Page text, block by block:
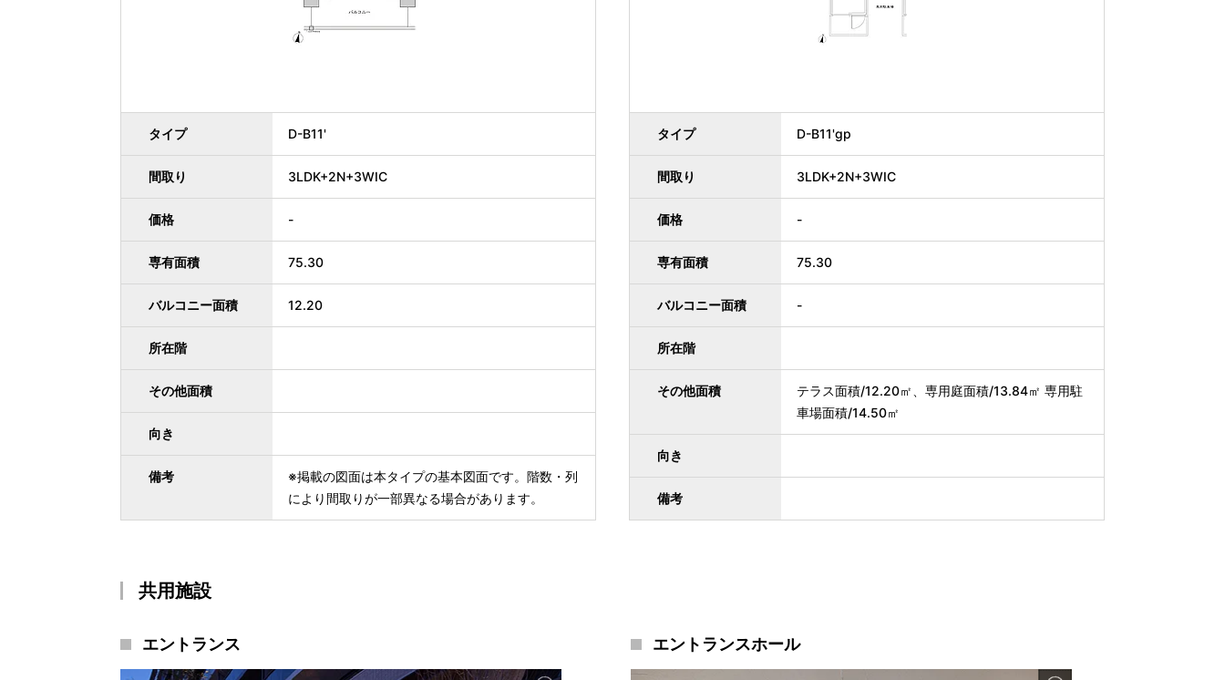
タイプ D-B11'
間取り 3LDK+2N+3WIC
価格 -
専有面積 75.30
バルコニー面積 12.20
所在階
その他面積
向き
備考
※掲載の図面は本タイプの基本図面です。階数・列
により間取りが一部異なる場合があります。
タイプ D-B11'gp
間取り 3LDK+2N+3WIC
価格 -
専有面積 75.30
バルコニー面積 -
所在階
その他面積
テラス面積/12.20㎡、専用庭面積/13.84㎡ 専用駐
車場面積/14.50㎡
向き
備考
共用施設
エントランス エントランスホール